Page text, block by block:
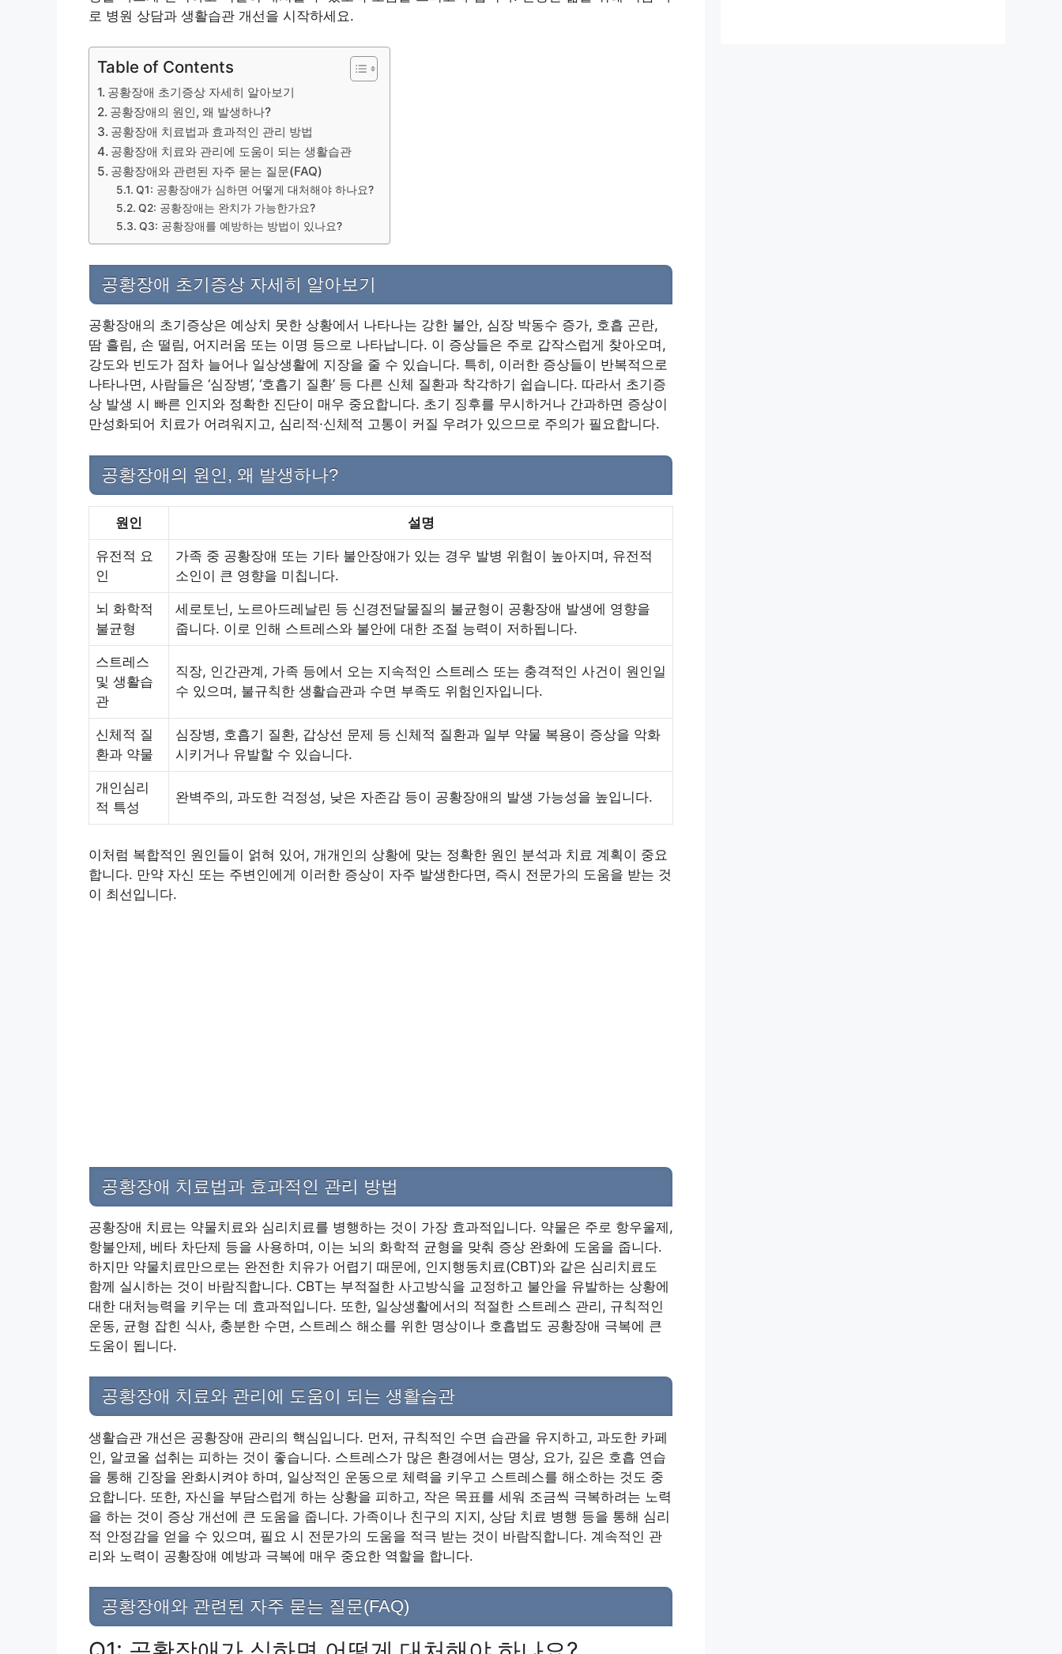
로 병원 상담과 생활습관 개선을 시작하세요.
Table of Contents
공황장애 초기증상 자세히 알아보기
공황장애의 원인, 왜 발생하나?
공황장애 치료법과 효과적인 관리 방법
공황장애 치료와 관리에 도움이 되는 생활습관
공황장애와 관련된 자주 묻는 질문(FAQ)
Q1: 공황장애가 심하면 어떻게 대처해야 하나요?
Q2: 공황장애는 완치가 가능한가요?
Q3: 공황장애를 예방하는 방법이 있나요?
공황장애 초기증상 자세히 알아보기
공황장애의 초기증상은 예상치 못한 상황에서 나타나는 강한 불안, 심장 박동수 증가, 호흡 곤란,
땀 흘림, 손 떨림, 어지러움 또는 이명 등으로 나타납니다. 이 증상들은 주로 갑작스럽게 찾아오며,
강도와 빈도가 점차 늘어나 일상생활에 지장을 줄 수 있습니다. 특히, 이러한 증상들이 반복적으로
나타나면, 사람들은 ‘심장병’, ‘호흡기 질환’ 등 다른 신체 질환과 착각하기 쉽습니다. 따라서 초기증
상 발생 시 빠른 인지와 정확한 진단이 매우 중요합니다. 초기 징후를 무시하거나 간과하면 증상이
만성화되어 치료가 어려워지고, 심리적·신체적 고통이 커질 우려가 있으므로 주의가 필요합니다.
공황장애의 원인, 왜 발생하나?
원인 설명
유전적 요
인
가족 중 공황장애 또는 기타 불안장애가 있는 경우 발병 위험이 높아지며, 유전적
소인이 큰 영향을 미칩니다.
뇌 화학적
불균형
세로토닌, 노르아드레날린 등 신경전달물질의 불균형이 공황장애 발생에 영향을
줍니다. 이로 인해 스트레스와 불안에 대한 조절 능력이 저하됩니다.
스트레스
및 생활습
관
직장, 인간관계, 가족 등에서 오는 지속적인 스트레스 또는 충격적인 사건이 원인일
수 있으며, 불규칙한 생활습관과 수면 부족도 위험인자입니다.
신체적 질
환과 약물
심장병, 호흡기 질환, 갑상선 문제 등 신체적 질환과 일부 약물 복용이 증상을 악화
시키거나 유발할 수 있습니다.
개인심리
적 특성
완벽주의, 과도한 걱정성, 낮은 자존감 등이 공황장애의 발생 가능성을 높입니다.
이처럼 복합적인 원인들이 얽혀 있어, 개개인의 상황에 맞는 정확한 원인 분석과 치료 계획이 중요
합니다. 만약 자신 또는 주변인에게 이러한 증상이 자주 발생한다면, 즉시 전문가의 도움을 받는 것
이 최선입니다.
공황장애 치료법과 효과적인 관리 방법
공황장애 치료는 약물치료와 심리치료를 병행하는 것이 가장 효과적입니다. 약물은 주로 항우울제,
항불안제, 베타 차단제 등을 사용하며, 이는 뇌의 화학적 균형을 맞춰 증상 완화에 도움을 줍니다.
하지만 약물치료만으로는 완전한 치유가 어렵기 때문에, 인지행동치료(CBT)와 같은 심리치료도
함께 실시하는 것이 바람직합니다. CBT는 부적절한 사고방식을 교정하고 불안을 유발하는 상황에
대한 대처능력을 키우는 데 효과적입니다. 또한, 일상생활에서의 적절한 스트레스 관리, 규칙적인
운동, 균형 잡힌 식사, 충분한 수면, 스트레스 해소를 위한 명상이나 호흡법도 공황장애 극복에 큰
도움이 됩니다.
공황장애 치료와 관리에 도움이 되는 생활습관
생활습관 개선은 공황장애 관리의 핵심입니다. 먼저, 규칙적인 수면 습관을 유지하고, 과도한 카페
인, 알코올 섭취는 피하는 것이 좋습니다. 스트레스가 많은 환경에서는 명상, 요가, 깊은 호흡 연습
을 통해 긴장을 완화시켜야 하며, 일상적인 운동으로 체력을 키우고 스트레스를 해소하는 것도 중
요합니다. 또한, 자신을 부담스럽게 하는 상황을 피하고, 작은 목표를 세워 조금씩 극복하려는 노력
을 하는 것이 증상 개선에 큰 도움을 줍니다. 가족이나 친구의 지지, 상담 치료 병행 등을 통해 심리
적 안정감을 얻을 수 있으며, 필요 시 전문가의 도움을 적극 받는 것이 바람직합니다. 계속적인 관
리와 노력이 공황장애 예방과 극복에 매우 중요한 역할을 합니다.
공황장애와 관련된 자주 묻는 질문(FAQ)